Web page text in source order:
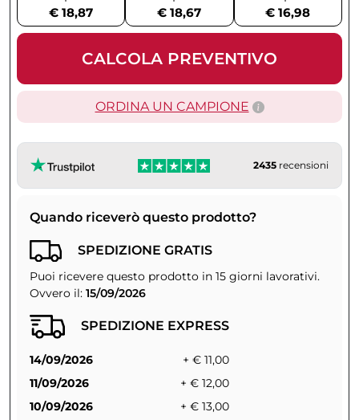
€ 18,87
€ 18,67
€ 16,98
CALCOLA PREVENTIVO
ORDINA UN CAMPIONE
2435 recensioni
Quando riceverò questo prodotto?
SPEDIZIONE GRATIS
Puoi ricevere questo prodotto in 15 giorni lavorativi.
Ovvero il: 15/09/2026
SPEDIZIONE EXPRESS
14/09/2026
+ € 11,00
11/09/2026
+ € 12,00
10/09/2026
+ € 13,00